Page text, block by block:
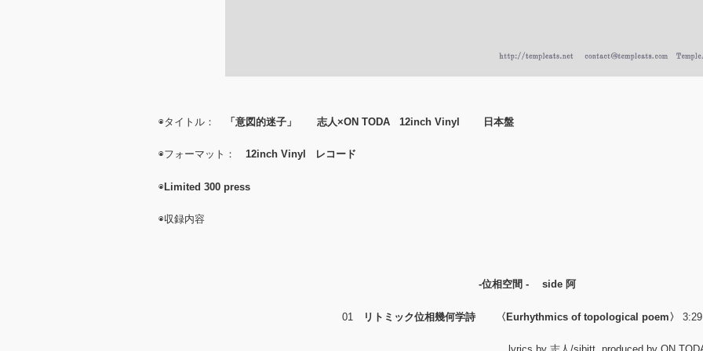
◉タイトル： 「意図的迷子」 志人×ON TODA 12inch Vinyl 日本盤
◉フォーマット： 12inch Vinyl レコード
◉Limited 300 press
◉収録内容
-位相空間 - side 阿
01 リトミック位相幾何学詩 〈Eurhythmics of topological poem〉